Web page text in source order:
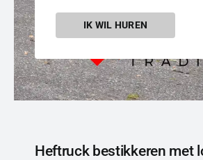
IK WIL HUREN
Heftruck bestikkeren met